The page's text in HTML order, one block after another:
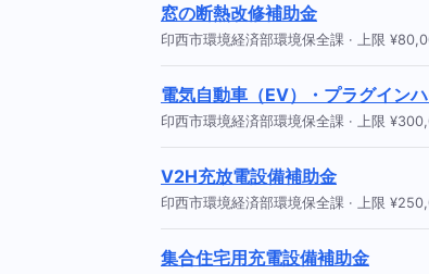
窓の断熱改修補助金
印西市環境経済部環境保全課 · 上限
電気自動車（EV）・プラグイン
印西市環境経済部環境保全課 · 上限
V2H充放電設備補助金
印西市環境経済部環境保全課 · 上限
集合住宅用充電設備補助金